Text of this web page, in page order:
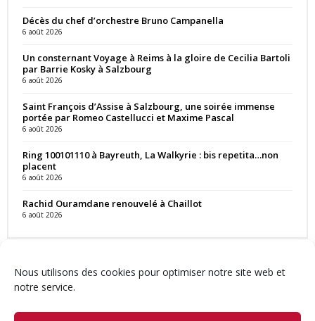
Nous utilisons des cookies pour optimiser notre site web et
notre service.
Décès du chef d’orchestre Bruno Campanella
6 août 2026
Un consternant Voyage à Reims à la gloire de Cecilia Bartoli
par Barrie Kosky à Salzbourg
6 août 2026
Saint François d’Assise à Salzbourg, une soirée immense
portée par Romeo Castellucci et Maxime Pascal
6 août 2026
Ring 100101110 à Bayreuth, La Walkyrie : bis repetita…non
placent
6 août 2026
Rachid Ouramdane renouvelé à Chaillot
6 août 2026